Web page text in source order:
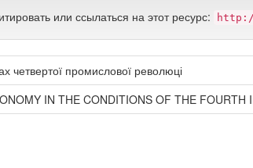
или ссылаться на этот ресурс:
четвертої промислової революці
IN THE CONDITIONS OF THE FOURTH